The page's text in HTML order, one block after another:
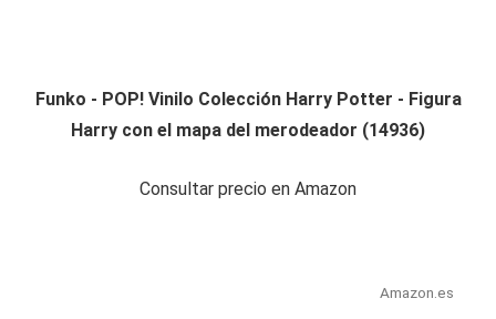
Funko - POP! Vinilo Colección Harry Potter - Figura
Harry con el mapa del merodeador (14936)
Consultar precio en Amazon
Amazon.es